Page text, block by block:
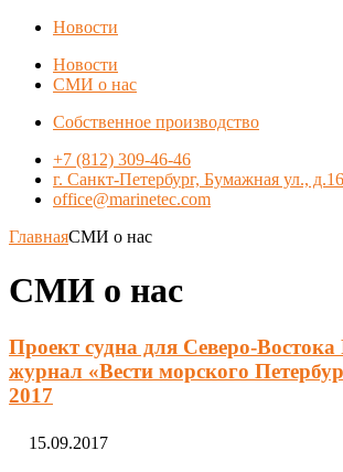
Новости
Новости
СМИ о нас
Собственное производство
+7 (812) 309-46-46
г. Санкт-Петербург, Бумажная ул.,
office@marinetec.com
ГлавнаяСМИ о нас
СМИ о нас
Проект судна для Северо-Востока
журнал «Вести морского
2017
15.09.2017